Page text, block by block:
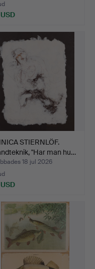
STIERNLÖF.
"Har man hu…
18 jul 2026